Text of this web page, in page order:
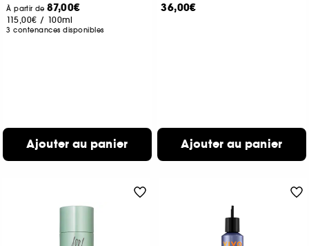
À partir de87,00€
115,00€ / 100ml
3 contenances disponibles
Ajouter au panier
36,00€
Ajouter au panier